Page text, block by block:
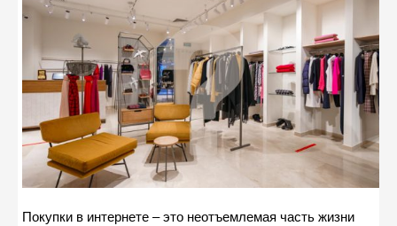
Покупки в интернете – это неотъемлемая часть жизни